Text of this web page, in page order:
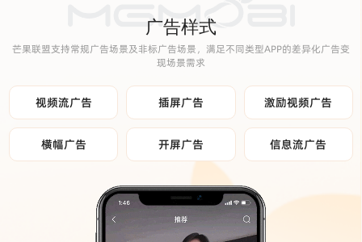
广告样式
芒果联盟支持常规广告场景及非标广告场景，满足不同类型APP的差异化广告变
现场景需求
视频流广告 插屏广告 激励视频广告
横幅广告 开屏广告 信息流广告